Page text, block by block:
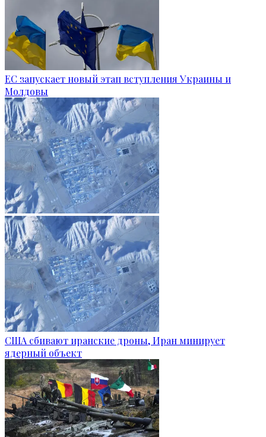
ЕС запускает новый этап вступления Украины и
Молдовы
США сбивают иранские дроны, Иран минирует
ядерный объект